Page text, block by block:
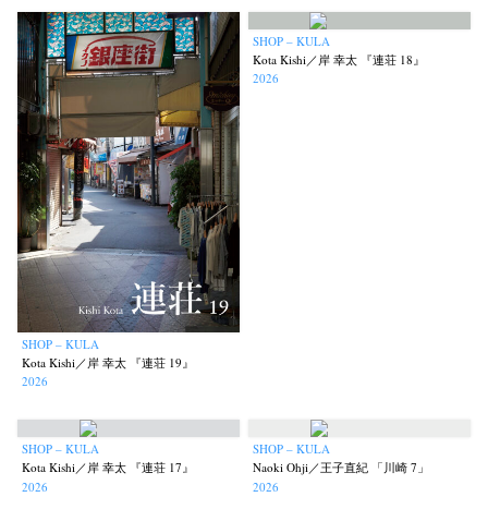
SHOP – KULA
Kota Kishi／岸 幸太 『連荘 19』
2026
SHOP – KULA
Kota Kishi／岸 幸太 『連荘 18』
2026
SHOP – KULA
Kota Kishi／岸 幸太 『連荘 17』
2026
SHOP – KULA
Naoki Ohji／王子直紀 「川崎 7」
2026